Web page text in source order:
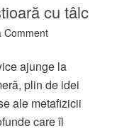
cu tâlc
Comment
ajunge la
plin de idei
ale metafizicii
care îl